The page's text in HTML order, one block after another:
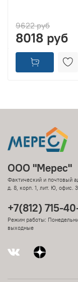
9622 руб
8018 руб
ООО "Мерес"
Фактический и почтовый
д. 8, корп. 1, лит. Ю, офис.
+7(812) 715-
Режим работы:
выходные